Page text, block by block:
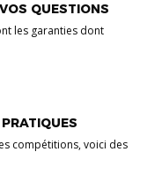
QUESTIONS
les garanties dont
compétitions, voici des